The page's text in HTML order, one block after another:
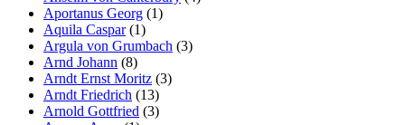
Aportanus Georg (1)
Aquila Caspar(1)
Argula von Grumbach (3)
Arnd Johann (8)
Arndt Ernst Moritz (3)
Arndt Friedrich (13)
Arnold Gottfried (3)